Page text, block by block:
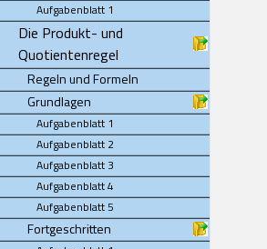
Aufgabenblatt 1
Die Produkt- und
Quotientenregel
Regeln und Formeln
Grundlagen
Aufgabenblatt 1
Aufgabenblatt 2
Aufgabenblatt 3
Aufgabenblatt 4
Aufgabenblatt 5
Fortgeschritten